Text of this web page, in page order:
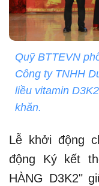
Quỹ BTTEVN
Công ty TNHH
liều vitamin
khăn.
Lễ khởi động
động Ký kết
HÀNG D3K2"